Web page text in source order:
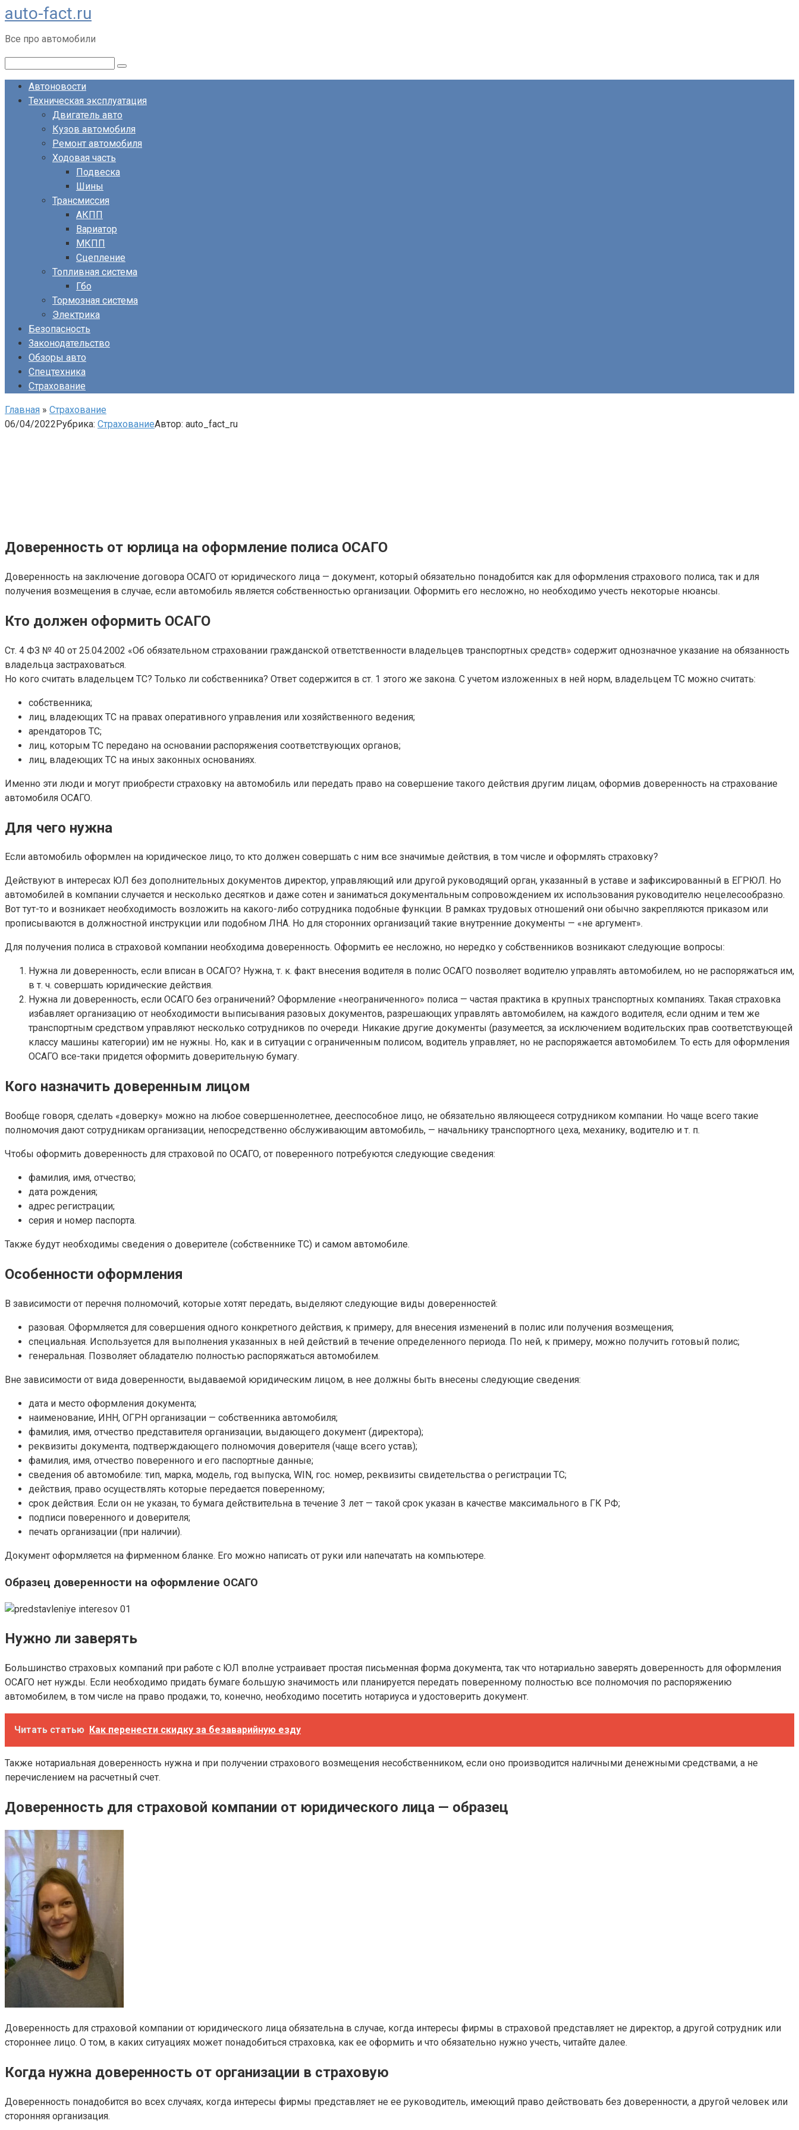
Перейти
к
контенту
auto-fact.ru
Все про автомобили
Автоновости
Техническая эксплуатация
Двигатель авто
Кузов автомобиля
Ремонт автомобиля
Ходовая часть
Подвеска
Шины
Трансмиссия
АКПП
Вариатор
МКПП
Сцепление
Топливная система
Гбо
Тормозная система
Электрика
Безопасность
Законодательство
Обзоры авто
Спецтехника
Страхование
Главная » Страхование
06/04/2022Рубрика: СтрахованиеАвтор: auto_fact_ru
Доверенность от юрлица на оформление полиса ОСАГО
Доверенность на заключение договора ОСАГО от юридического лица — документ, который обязательно понадобится как для оформления страхового полиса, так и для
получения возмещения в случае, если автомобиль является собственностью организации. Оформить его несложно, но необходимо учесть некоторые нюансы.
Кто должен оформить ОСАГО
Ст. 4 ФЗ № 40 от 25.04.2002 «Об обязательном страховании гражданской ответственности владельцев транспортных средств» содержит однозначное указание на обязанность
владельца застраховаться.
Но кого считать владельцем ТС? Только ли собственника? Ответ содержится в ст. 1 этого же закона. С учетом изложенных в ней норм, владельцем ТС можно считать:
собственника;
лиц, владеющих ТС на правах оперативного управления или хозяйственного ведения;
арендаторов ТС;
лиц, которым ТС передано на основании распоряжения соответствующих органов;
лиц, владеющих ТС на иных законных основаниях.
Именно эти люди и могут приобрести страховку на автомобиль или передать право на совершение такого действия другим лицам, оформив доверенность на страхование
автомобиля ОСАГО.
Для чего нужна
Если автомобиль оформлен на юридическое лицо, то кто должен совершать с ним все значимые действия, в том числе и оформлять страховку?
Действуют в интересах ЮЛ без дополнительных документов директор, управляющий или другой руководящий орган, указанный в уставе и зафиксированный в ЕГРЮЛ. Но
автомобилей в компании случается и несколько десятков и даже сотен и заниматься документальным сопровождением их использования руководителю нецелесообразно.
Вот тут-то и возникает необходимость возложить на какого-либо сотрудника подобные функции. В рамках трудовых отношений они обычно закрепляются приказом или
прописываются в должностной инструкции или подобном ЛНА. Но для сторонних организаций такие внутренние документы — «не аргумент».
Для получения полиса в страховой компании необходима доверенность. Оформить ее несложно, но нередко у собственников возникают следующие вопросы:
Нужна ли доверенность, если вписан в ОСАГО? Нужна, т. к. факт внесения водителя в полис ОСАГО позволяет водителю управлять автомобилем, но не распоряжаться им,
в т. ч. совершать юридические действия.
Нужна ли доверенность, если ОСАГО без ограничений? Оформление «неограниченного» полиса — частая практика в крупных транспортных компаниях. Такая страховка
избавляет организацию от необходимости выписывания разовых документов, разрешающих управлять автомобилем, на каждого водителя, если одним и тем же
транспортным средством управляют несколько сотрудников по очереди. Никакие другие документы (разумеется, за исключением водительских прав соответствующей
классу машины категории) им не нужны. Но, как и в ситуации с ограниченным полисом, водитель управляет, но не распоряжается автомобилем. То есть для оформления
ОСАГО все-таки придется оформить доверительную бумагу.
Кого назначить доверенным лицом
Вообще говоря, сделать «доверку» можно на любое совершеннолетнее, дееспособное лицо, не обязательно являющееся сотрудником компании. Но чаще всего такие
полномочия дают сотрудникам организации, непосредственно обслуживающим автомобиль, — начальнику транспортного цеха, механику, водителю и т. п.
Чтобы оформить доверенность для страховой по ОСАГО, от поверенного потребуются следующие сведения:
фамилия, имя, отчество;
дата рождения;
адрес регистрации;
серия и номер паспорта.
Также будут необходимы сведения о доверителе (собственнике ТС) и самом автомобиле.
Особенности оформления
В зависимости от перечня полномочий, которые хотят передать, выделяют следующие виды доверенностей:
разовая. Оформляется для совершения одного конкретного действия, к примеру, для внесения изменений в полис или получения возмещения;
специальная. Используется для выполнения указанных в ней действий в течение определенного периода. По ней, к примеру, можно получить готовый полис;
генеральная. Позволяет обладателю полностью распоряжаться автомобилем.
Вне зависимости от вида доверенности, выдаваемой юридическим лицом, в нее должны быть внесены следующие сведения:
дата и место оформления документа;
наименование, ИНН, ОГРН организации — собственника автомобиля;
фамилия, имя, отчество представителя организации, выдающего документ (директора);
реквизиты документа, подтверждающего полномочия доверителя (чаще всего устав);
фамилия, имя, отчество поверенного и его паспортные данные;
сведения об автомобиле: тип, марка, модель, год выпуска, WIN, гос. номер, реквизиты свидетельства о регистрации ТС;
действия, право осуществлять которые передается поверенному;
срок действия. Если он не указан, то бумага действительна в течение 3 лет — такой срок указан в качестве максимального в ГК РФ;
подписи поверенного и доверителя;
печать организации (при наличии).
Документ оформляется на фирменном бланке. Его можно написать от руки или напечатать на компьютере.
Образец доверенности на оформление ОСАГО
Нужно ли заверять
Большинство страховых компаний при работе с ЮЛ вполне устраивает простая письменная форма документа, так что нотариально заверять доверенность для оформления
ОСАГО нет нужды. Если необходимо придать бумаге большую значимость или планируется передать поверенному полностью все полномочия по распоряжению
автомобилем, в том числе на право продажи, то, конечно, необходимо посетить нотариуса и удостоверить документ.
Читать статью Как перенести скидку за безаварийную езду
Также нотариальная доверенность нужна и при получении страхового возмещения несобственником, если оно производится наличными денежными средствами, а не
перечислением на расчетный счет.
Доверенность для страховой компании от юридического лица — образец
Доверенность для страховой компании от юридического лица обязательна в случае, когда интересы фирмы в страховой представляет не директор, а другой сотрудник или
стороннее лицо. О том, в каких ситуациях может понадобиться страховка, как ее оформить и что обязательно нужно учесть, читайте далее.
Когда нужна доверенность от организации в страховую
Доверенность понадобится во всех случаях, когда интересы фирмы представляет не ее руководитель, имеющий право действовать без доверенности, а другой человек или
сторонняя организация.